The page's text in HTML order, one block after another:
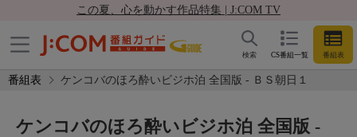
この夏、心を動かす作品特集 | J:COM TV
CS番組一覧 番組表
検索
番組表 ケンコバのほろ酔いビジホ泊 全国版 - ＢＳ朝日１
ケンコバのほろ酔いビジホ泊 全国版 -